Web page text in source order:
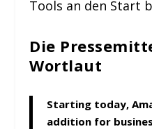
Tools an den Start
Die
Wortlaut
Starting today,
addition for